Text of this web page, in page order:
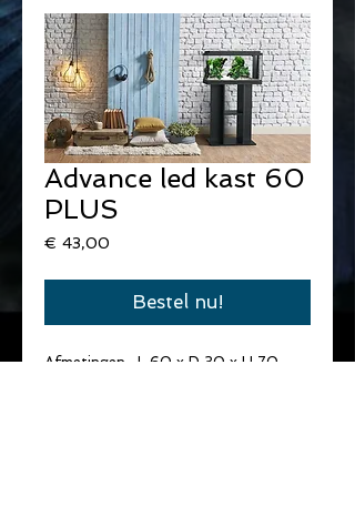
Advance led kast 60
PLUS
€ 43,00
Bestel nu!
Afmetingen : L 60 x D 30 x H 70